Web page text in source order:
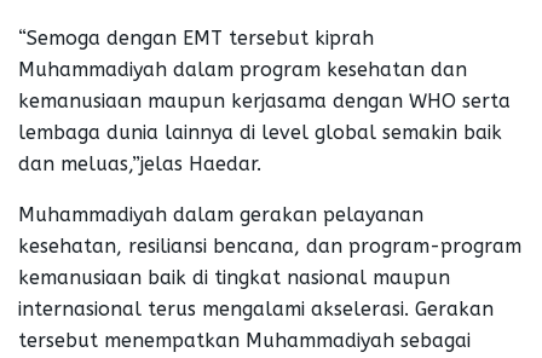
“Semoga dengan EMT tersebut kiprah
Muhammadiyah dalam program kesehatan dan
kemanusiaan maupun kerjasama dengan WHO serta
lembaga dunia lainnya di level global semakin baik
dan meluas,”jelas Haedar.
Muhammadiyah dalam gerakan pelayanan
kesehatan, resiliansi bencana, dan program-program
kemanusiaan baik di tingkat nasional maupun
internasional terus mengalami akselerasi. Gerakan
tersebut menempatkan Muhammadiyah sebagai